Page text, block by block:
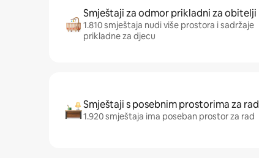
Smještaji za odmor prikladni za obitelji
1.810 smještaja nudi više prostora i sadržaje
prikladne za djecu
Smještaji s posebnim prostorima za rad
1.920 smještaja ima poseban prostor za rad